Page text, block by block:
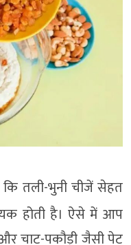
तली-भुनी चीजें सेहत
होती है। ऐसे में आप
चाट-पकौड़ी जैसी पेट